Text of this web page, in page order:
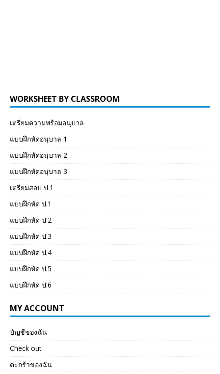
WORKSHEET BY CLASSROOM
เตรียมความพร้อมอนุบาล
แบบฝึกหัดอนุบาล 1
แบบฝึกหัดอนุบาล 2
แบบฝึกหัดอนุบาล 3
เตรียมสอบ ป.1
แบบฝึกหัด ป.1
แบบฝึกหัด ป.2
แบบฝึกหัด ป.3
แบบฝึกหัด ป.4
แบบฝึกหัด ป.5
แบบฝึกหัด ป.6
MY ACCOUNT
บัญชีของฉัน
Check out
ตะกร้าของฉัน